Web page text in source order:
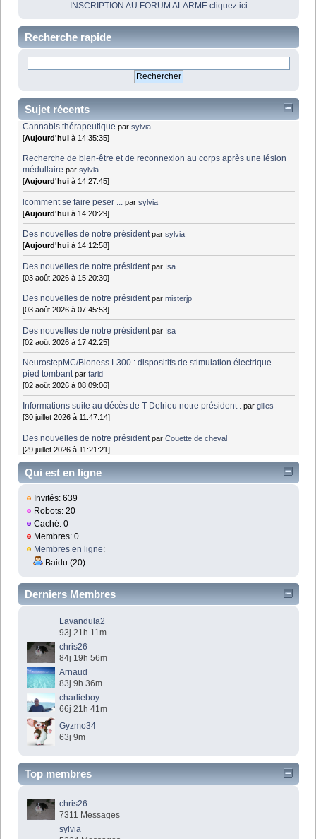
INSCRIPTION AU FORUM ALARME cliquez ici
Recherche rapide
Sujet récents
Cannabis thérapeutique parsylvia
[Aujourd'hui à 14:35:35]
Recherche de bien-être et de reconnexion au corps après une lésion
médullaire parsylvia
[Aujourd'hui à 14:27:45]
lcomment se faire peser ... parsylvia
[Aujourd'hui à 14:20:29]
Des nouvelles de notre président parsylvia
[Aujourd'hui à 14:12:58]
Des nouvelles de notre président par Isa
[03 août 2026 à 15:20:30]
Des nouvelles de notre président parmisterjp
[03 août 2026 à 07:45:53]
Des nouvelles de notre président par Isa
[02 août 2026 à 17:42:25]
NeurostepMC/Bioness L300 : dispositifs de stimulation électrique -
pied tombant parfarid
[02 août 2026 à 08:09:06]
Informations suite au décès de T Delrieu notre président . pargilles
[30 juillet 2026 à 11:47:14]
Des nouvelles de notre président parCouette de cheval
[29 juillet 2026 à 11:21:21]
Qui est en ligne
Invités: 639
Robots: 20
Caché: 0
Membres: 0
Membres en ligne:
Baidu (20)
Derniers Membres
Lavandula2
93j 21h 11m
chris26
84j 19h 56m
Arnaud
83j 9h 36m
charlieboy
66j 21h 41m
Gyzmo34
63j 9m
Top membres
chris26
7311 Messages
sylvia